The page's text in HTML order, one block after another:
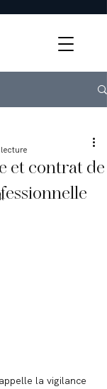
et contrat de
la vigilance